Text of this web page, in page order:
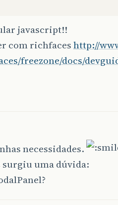
javascript!!
com richfaceshttp://
freezone/docs/
necessidades.
surgiu uma dúvida: